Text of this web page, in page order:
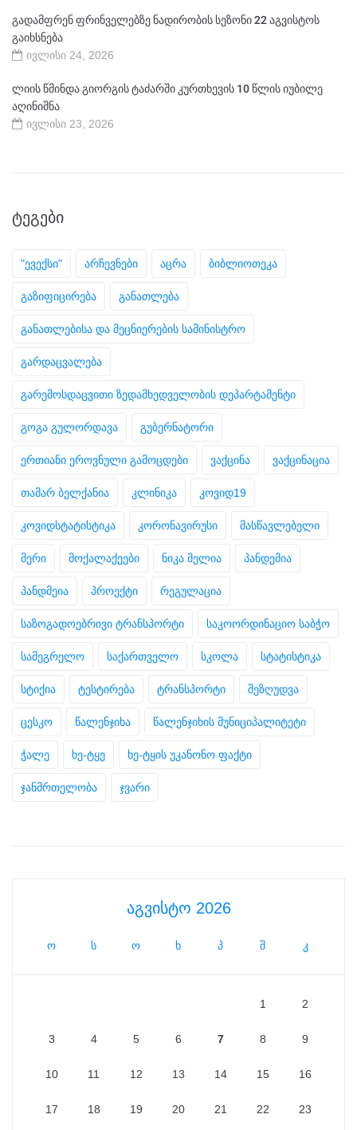
გადამფრენ ფრინველებზე ნადირობის სეზონი 22 აგვისტოს
გაიხსნება
ივლისი 24, 2026
ლიის წმინდა გიორგის ტაძარში კურთხევის 10 წლის იუბილე
აღინიშნა
ივლისი 23, 2026
ᲢᲔᲒᲔᲑᲘ
"ევექსი" არჩევნები აცრა ბიბლიოთეკა
გაზიფიცირება განათლება
განათლებისა და მეცნიერების სამინისტრო
გარდაცვალება
გარემოსდაცვითი ზედამხედველობის დეპარტამენტი
გოგა გულორდავა გუბერნატორი
ერთიანი ეროვნული გამოცდები ვაქცინა ვაქცინაცია
თამარ ბელქანია კლინიკა კოვიდ19
კოვიდსტატისტიკა კორონავირუსი მასწავლებელი
მერი მოქალაქეები ნიკა მელია პანდემია
პანდმეია პროექტი რეგულაცია
საზოგადოებრივი ტრანსპორტი საკოორდინაციო საბჭო
სამეგრელო საქართველო სკოლა სტატისტიკა
სტიქია ტესტირება ტრანსპორტი შეზღუდვა
ცესკო წალენჯიხა წალენჯიხის მუნიციპალიტეტი
ჭალე ხე-ტყე ხე-ტყის უკანონო ფაქტი
ჯანმრთელობა ჯვარი
აგვისტო 2026
ო ს ო ხ პ შ კ
1 2
3 4 5 6 7 8 9
10 11 12 13 14 15 16
17 18 19 20 21 22 23